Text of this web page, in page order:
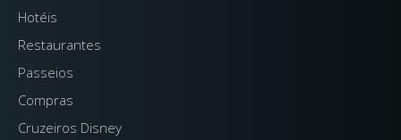
Hotéis
Restaurantes
Passeios
Compras
Cruzeiros Disney